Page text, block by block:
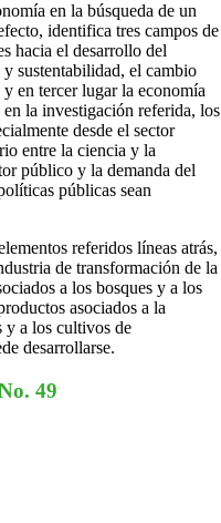
en la búsqueda de un
identifica tres campos de
hacia el desarrollo del
sustentabilidad, el cambio
en tercer lugar la economía
la investigación referida, los
desde el sector
entre la ciencia y la
público y la demanda del
públicas sean
referidos líneas atrás,
de transformación de la
a los bosques y a los
asociados a la
y a los cultivos de
desarrollarse.
49